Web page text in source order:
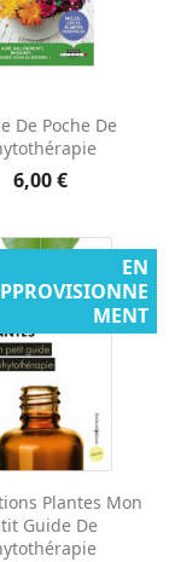
De Poche De
6,00 €
Plantes Mon
Guide De
EN
MENT